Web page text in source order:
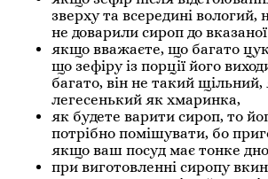
зверху та всередині вологий,
не доварили сироп до
якщо вважаєте, що багато
що зефіру із порції його
багато, він не такий
легесенький як хмаринка,
як будете варити сироп, то
потрібно помішувати, бо
якщо ваш посуд має тонке
при виготовленні сиропу